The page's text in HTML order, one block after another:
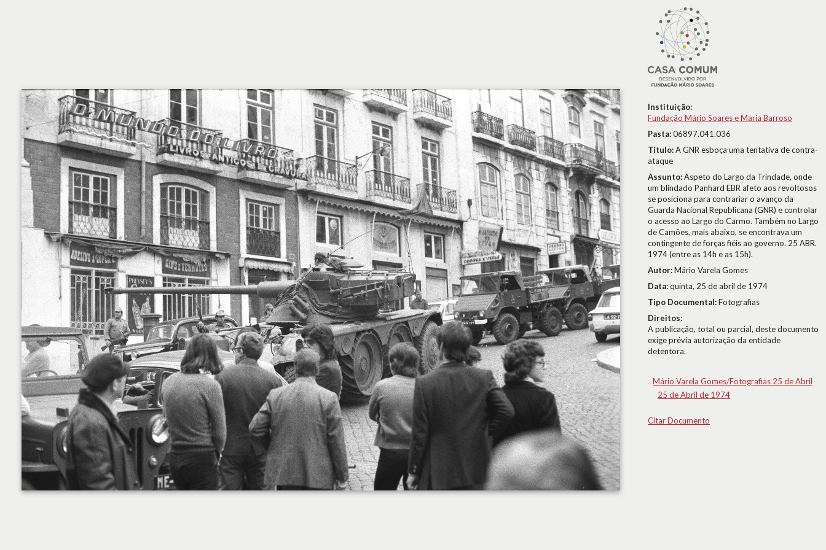
Instituição:
Fundação Mário Soares e Maria Barroso
Pasta:06897.041.036
Título:A GNR esboça uma tentativa de contra-
ataque
Assunto:Aspeto do Largo da Trindade, onde
um blindado Panhard EBR afeto aos revoltosos
se posiciona para contrariar o avanço da
Guarda Nacional Republicana (GNR) e controlar
o acesso ao Largo do Carmo. Também no Largo
de Camões, mais abaixo, se encontrava um
contingente de forças fiéis ao governo. 25 ABR.
1974 (entre as 14h e as 15h).
Autor:Mário Varela Gomes
Data:quinta, 25 de abril de 1974
Tipo Documental:Fotografias
Direitos:
A publicação, total ou parcial, deste documento
exige prévia autorização da entidade
detentora.
Mário Varela Gomes/Fotografias 25 de Abril
25 de Abril de 1974
Citar Documento